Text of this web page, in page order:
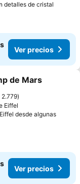
detalles de cristal
Ver precios
favoritos
de Mars
2.779
Eiffel
desde algunas
Ver precios